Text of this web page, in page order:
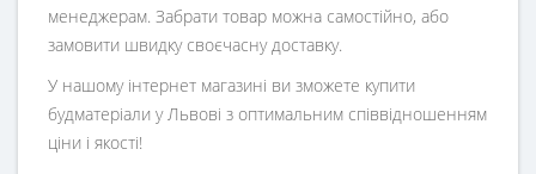
менеджерам. Забрати товар можна самостійно, або
замовити швидку своєчасну доставку.
У нашому інтернет магазині ви зможете купити
будматеріали у Львові з оптимальним співвідношенням
ціни і якості!